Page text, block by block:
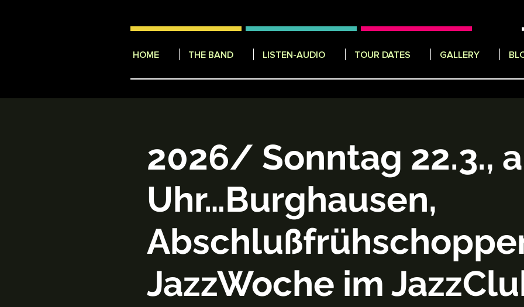
HOME THE BAND LISTEN-AUDIO TOUR DATES GALLERY
2026/ Sonntag 22.3.,
Uhr…Burghausen,
JazzWoche im